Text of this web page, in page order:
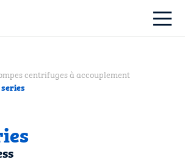
centrifuges à accouplement